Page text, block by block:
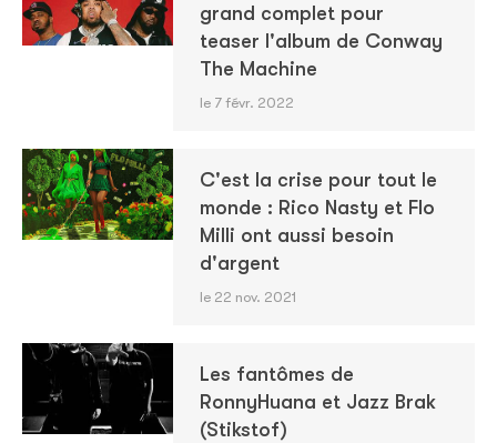
grand complet pour
teaser l'album de Conway
The Machine
le 7 févr. 2022
C'est la crise pour tout le
monde : Rico Nasty et Flo
Milli ont aussi besoin
d'argent
le 22 nov. 2021
Les fantômes de
RonnyHuana et Jazz Brak
(Stikstof)